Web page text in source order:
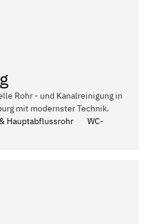
Rohr - und Kanalreinigung in
mit modernster Technik.
Hauptabflussrohr
WC-